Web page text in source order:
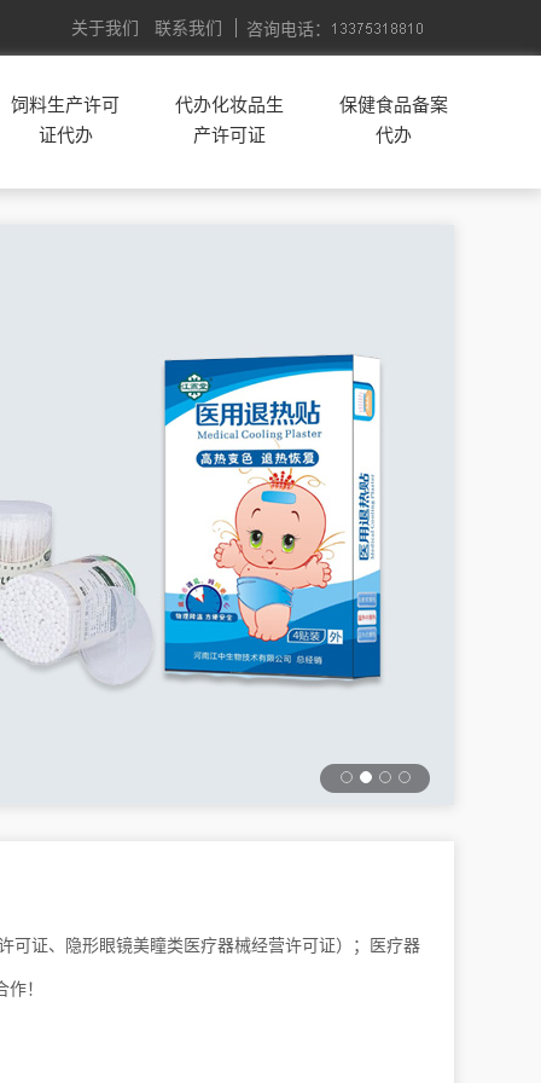
关于我们 联系我们 咨询电话：
饲料生产许可
证代办
代办化妆品生
产许可证
保健食品备案
代办
可证、隐形眼镜美瞳类医疗器械经营许可证）；医疗器
！